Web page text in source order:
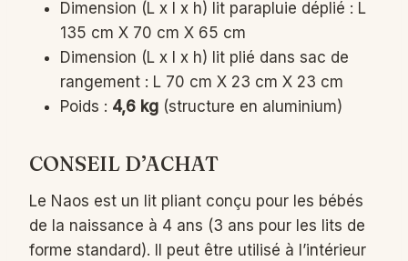
Dimension (L x l x h) lit parapluie déplié : L
135 cm X 70 cm X 65 cm
Dimension (L x l x h) lit plié dans sac de
rangement : L 70 cm X 23 cm X 23 cm
Poids : 4,6 kg (structure en aluminium)
CONSEIL D’ACHAT
Le Naos est un lit pliant conçu pour les bébés
de la naissance à 4 ans (3 ans pour les lits de
forme standard). Il peut être utilisé à l’intérieur